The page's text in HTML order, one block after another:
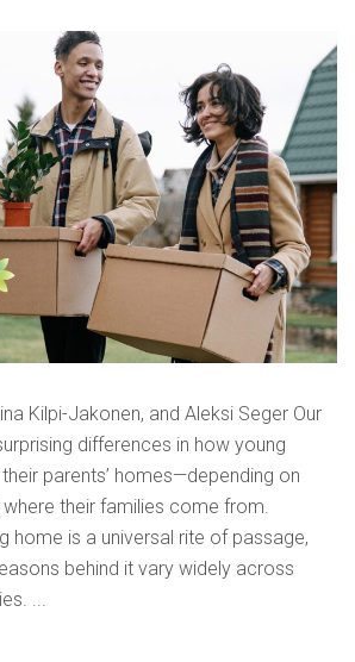
Kilpi-Jakonen, and Aleksi Seger Our
differences in how young
parents’ homes—depending on
their families come from.
home is a universal rite of passage,
behind it vary widely across
...